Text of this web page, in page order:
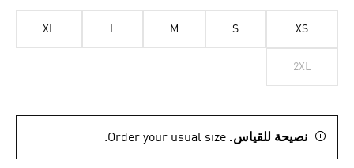
XS
S
M
L
XL
2XL
نصيحة للقياس. Order your usual size.